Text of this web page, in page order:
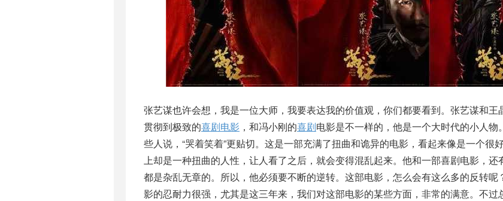
张艺谋也许会想，我是一位大师，我要表达我的价值观，你们都要看到。张艺谋和王
贯彻到极致的喜剧电影 ，和冯小刚的喜剧电影是不一样的，他是一个大时代的小人物
些人说，“哭着笑着”更贴切。这是一部充满了扭曲和诡异的电影，看起来像是一个很
上却是一种扭曲的人性，让人看了之后，就会变得混乱起来。他和一部喜剧电影，还
都是杂乱无章的。所以，他必须要不断的逆转。这部电影，怎么会有这么多的反转呢
影的忍耐力很强，尤其是这三年来，我们对这部电影的某些方面，非常的满意。不过